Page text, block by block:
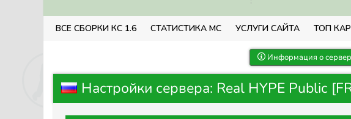
ВСЕ СБОРКИ КС 1.6 СТАТИСТИКА МС УСЛУГИ САЙТА ТОП
Информация о
Настройки сервера: Real HYPE Public